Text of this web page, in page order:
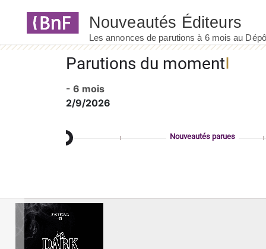
Parutions du moment
- 6 mois
2/9/2026
Nouveautés parues